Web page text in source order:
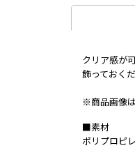
クリア感が
飾っておく
※商品画像
■素材
ポリプロピ